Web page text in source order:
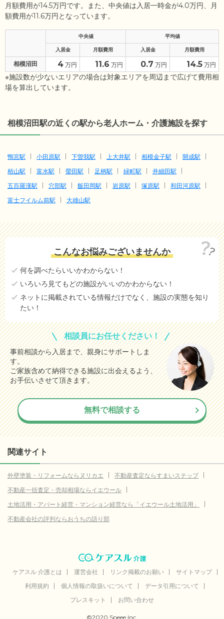
月額費用が14.5万円です。また、中央値は入居一時金が4.0万円、月
額費用が11.6万円となっています。
中央値 平均値
入居金 月額費用 入居金 月額費用
相模沼田 4 万円 11.6 万円 0.7 万円 14.5 万円
※施設数が少ないエリアの場合は対象エリアを周辺まで広げて費用相
場を算出しています。
相模沼田駅の近くの駅から老人ホーム・介護施設を探す
鴨宮駅 小田原駅 下曽我駅 上大井駅 相模金子駅
開成駅
栢山駅
富水駅 螢田駅 足柄駅 緑町駅
井細田駅
五百羅漢駅
穴部駅 飯田岡駅 岩原駅 塚原駅
和田河原駅
富士フイルム前駅
大雄山駅
こんなお悩みございませんか
何を調べたらいいかわからない！
いろいろ見てもどの施設がいいのかわからない！
ネットに掲載されている情報だけでなく、施設の実態を知り
たい！
相談員にお任せください！
事前相談から入居まで、親身にサポートしま
す。
ご家族含めて納得できる施設に出会えるよう、
お手伝いさせて頂きます。
無料で相談する
関連サイト
外壁塗装・リフォームならヌリカエ
不動産査定ならすまいステップ
不動産一括査定・売却相場ならイエウール
土地活用・アパート経営・マンション経営なら「イエウール土地活用」
不動産会社の評判ならおうちの語り部
ケアスル 介護とは 運営会社 リンク掲載のお願い
サイトマップ
利用規約
個人情報の取扱いについて
データ引用について
プレスキット
お問い合わせ
©2020 Speee Inc.